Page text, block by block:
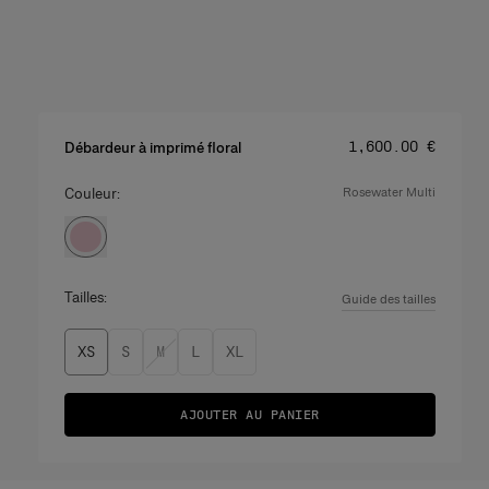
Débardeur à imprimé floral Prix:
‌1,600.00 €
Couleur: rosewater multi
Tailles: Guide des tailles
XS S M L XL
AJOUTER AU PANIER